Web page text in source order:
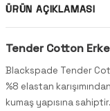
ÜRÜN AÇIKLAMASI
Tender Cotton
Blackspade Tender
%8 elastan
kumaş yapısına